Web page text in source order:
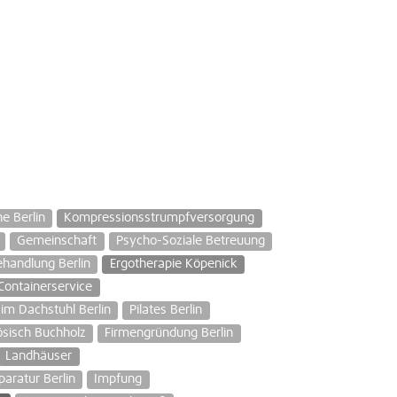
Berlin
Kompressionsstrumpfversorgung
Gemeinschaft
Psycho-Soziale Betreuung
Berlin
Ergotherapie Köpenick
Dachstuhl Berlin
Pilates Berlin
Buchholz
Firmengründung Berlin
Landhäuser
Berlin
Impfung